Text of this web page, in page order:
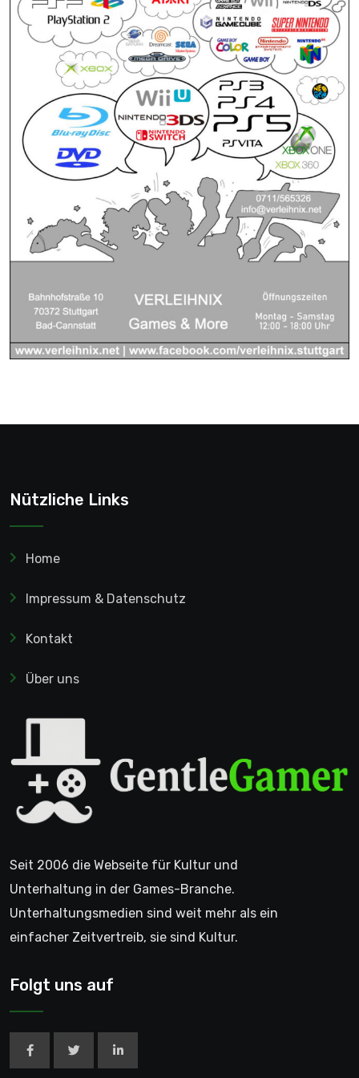
Nützliche Links
Home
Impressum & Datenschutz
Kontakt
Über uns
Seit 2006 die Webseite für Kultur und
Unterhaltung in der Games-Branche.
Unterhaltungsmedien sind weit mehr als ein
einfacher Zeitvertreib, sie sind Kultur.
Folgt uns auf